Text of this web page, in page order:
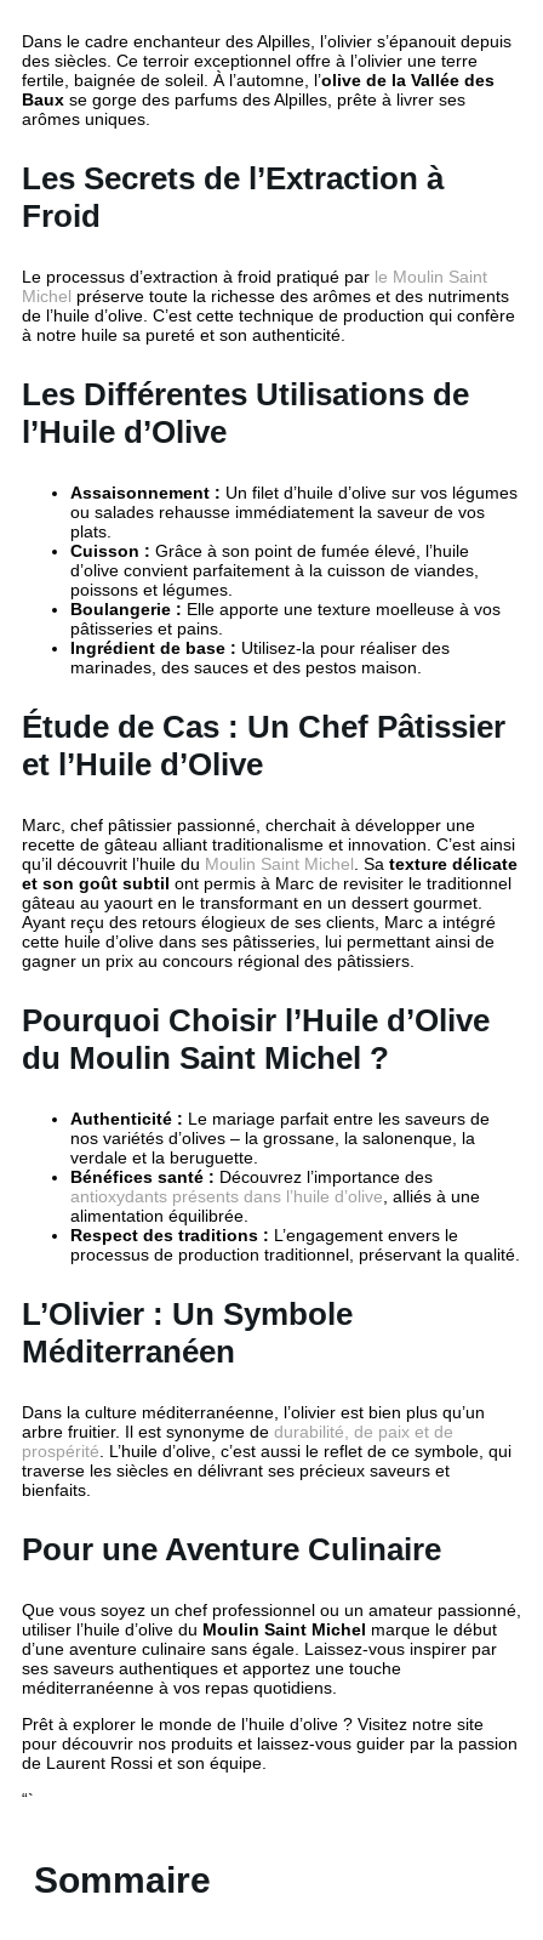
Dans le cadre enchanteur des Alpilles, l’olivier s’épanouit depuis
des siècles. Ce terroir exceptionnel offre à l’olivier une terre
fertile, baignée de soleil. À l’automne, l’olive de la Vallée des
Baux se gorge des parfums des Alpilles, prête à livrer ses
arômes uniques.
Les Secrets de l’Extraction à
Froid
Le processus d’extraction à froid pratiqué par le Moulin Saint
Michel préserve toute la richesse des arômes et des nutriments
de l’huile d’olive. C’est cette technique de production qui confère
à notre huile sa pureté et son authenticité.
Les Différentes Utilisations de
l’Huile d’Olive
Assaisonnement : Un filet d’huile d’olive sur vos légumes
ou salades rehausse immédiatement la saveur de vos
plats.
Cuisson : Grâce à son point de fumée élevé, l’huile
d’olive convient parfaitement à la cuisson de viandes,
poissons et légumes.
Boulangerie : Elle apporte une texture moelleuse à vos
pâtisseries et pains.
Ingrédient de base : Utilisez-la pour réaliser des
marinades, des sauces et des pestos maison.
Étude de Cas : Un Chef Pâtissier
et l’Huile d’Olive
Marc, chef pâtissier passionné, cherchait à développer une
recette de gâteau alliant traditionalisme et innovation. C’est ainsi
qu’il découvrit l’huile du Moulin Saint Michel . Sa texture délicate
et son goût subtil ont permis à Marc de revisiter le traditionnel
gâteau au yaourt en le transformant en un dessert gourmet.
Ayant reçu des retours élogieux de ses clients, Marc a intégré
cette huile d’olive dans ses pâtisseries, lui permettant ainsi de
gagner un prix au concours régional des pâtissiers.
Pourquoi Choisir l’Huile d’Olive
du Moulin Saint Michel ?
Authenticité : Le mariage parfait entre les saveurs de
nos variétés d’olives – la grossane, la salonenque, la
verdale et la beruguette.
Bénéfices santé : Découvrez l’importance des
antioxydants présents dans l’huile d’olive , alliés à une
alimentation équilibrée.
Respect des traditions : L’engagement envers le
processus de production traditionnel, préservant la qualité.
L’Olivier : Un Symbole
Méditerranéen
Dans la culture méditerranéenne, l’olivier est bien plus qu’un
arbre fruitier. Il est synonyme de durabilité, de paix et de
prospérité . L’huile d’olive, c’est aussi le reflet de ce symbole, qui
traverse les siècles en délivrant ses précieux saveurs et
bienfaits.
Pour une Aventure Culinaire
Que vous soyez un chef professionnel ou un amateur passionné,
utiliser l’huile d’olive du Moulin Saint Michel marque le début
d’une aventure culinaire sans égale. Laissez-vous inspirer par
ses saveurs authentiques et apportez une touche
méditerranéenne à vos repas quotidiens.
Prêt à explorer le monde de l’huile d’olive ? Visitez notre site
pour découvrir nos produits et laissez-vous guider par la passion
de Laurent Rossi et son équipe.
“`
Sommaire